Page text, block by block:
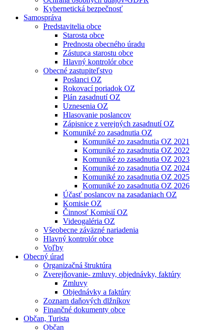
Kybernetická bezpečnosť
Samospráva
Predstavitelia obce
Starosta obce
Prednosta obecného úradu
Zástupca starostu obce
Hlavný kontrolór obce
Obecné zastupiteľstvo
Poslanci OZ
Rokovací poriadok OZ
Plán zasadnutí OZ
Uznesenia OZ
Hlasovanie poslancov
Zápisnice z verejných zasadnutí OZ
Komuniké zo zasadnutia OZ
Komuniké zo zasadnutia OZ 2021
Komuniké zo zasadnutia OZ 2022
Komuniké zo zasadnutia OZ 2023
Komuniké zo zasadnutia OZ 2024
Komuniké zo zasadnutia OZ 2025
Komuniké zo zasadnutia OZ 2026
Účasť poslancov na zasadaniach OZ
Komisie OZ
Činnosť Komisií OZ
Videogaléria OZ
Všeobecne záväzné nariadenia
Hlavný kontrolór obce
Voľby
Obecný úrad
Organizačná štruktúra
Zverejňovanie- zmluvy, objednávky, faktúry
Zmluvy
Objednávky a faktúry
Zoznam daňových dlžníkov
Finančné dokumenty obce
Občan, Turista
Občan